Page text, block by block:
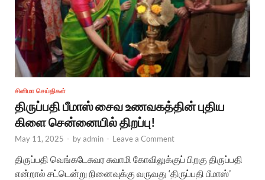
சினிமா செய்திகள்
திருப்பதி பீமாஸ் சைவ உணவகத்தின் புதிய
கிளை சென்னையில் திறப்பு!
May 11, 2025 - byadmin - Leave a Comment
திருப்பதி வெங்கடேசுவர சுவாமி கோவிலுக்குப் பிறகு திருப்பதி
என்றால் சட்டென்று நினைவுக்கு வருவது ‘திருப்பதி பீமாஸ்’